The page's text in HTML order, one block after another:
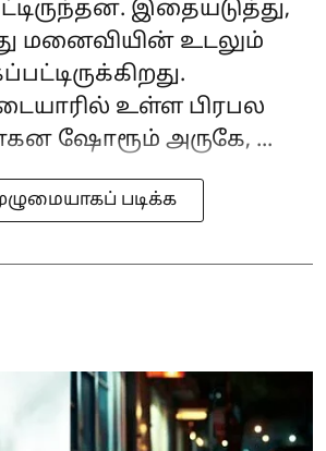
இதையடுத்து,
மனைவியின் உடலும்
உள்ள பிரபல
ஷோரூம் அருகே, ...
படிக்க